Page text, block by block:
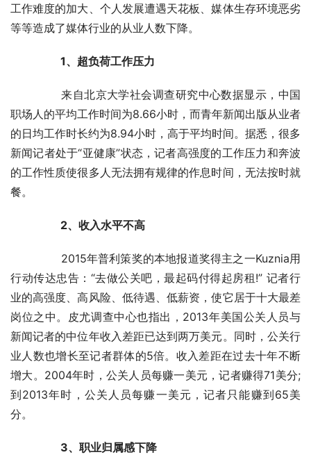
工作难度的加大、个人发展遭遇天花板、媒体生存环境恶劣
等等造成了媒体行业的从业人数下降。
1、超负荷工作压力
职场人的平均工作时间为8.66小时，而青年新闻出版从业者
的日均工作时长约为8.94小时，高于平均时间。据悉，很多
新闻记者处于“亚健康”状态，记者高强度的工作压力和奔波
的工作性质使很多人无法拥有规律的作息时间，无法按时就
餐。
2、收入水平不高
行动传达忠告：“去做公关吧，最起码付得起房租!” 记者行
业的高强度、高风险、低待遇、低薪资，使它居于十大最差
岗位之中。皮尤调查中心也指出，2013年美国公关人员与
新闻记者的中位年收入差距已达到两万美元。同时，公关行
业人数也增长至记者群体的5倍。收入差距在过去十年不断
增大。2004年时，公关人员每赚一美元，记者赚得71美分;
到2013年时，公关人员每赚一美元，记者只能赚到65美
分。
3、职业归属感下降